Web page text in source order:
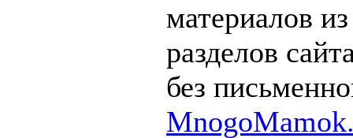
материалов
разделов
без